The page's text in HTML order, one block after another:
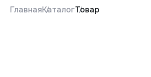
ГлавнаяКаталогТовар